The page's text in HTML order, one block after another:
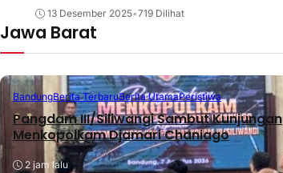
13 Desember 2025•719 Dilihat
Jawa Barat
BandungBerita TerbaruBerita UtamaPeristiwa
Pangdam III/Siliwangi Sambut Kunjungan
Menkopolkam Djamari Chaniago
2 jam lalu